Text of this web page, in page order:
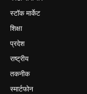
स्टॉक मार्केट
शिक्षा
प्रदेश
राष्ट्रीय
तकनीक
स्मार्टफोन